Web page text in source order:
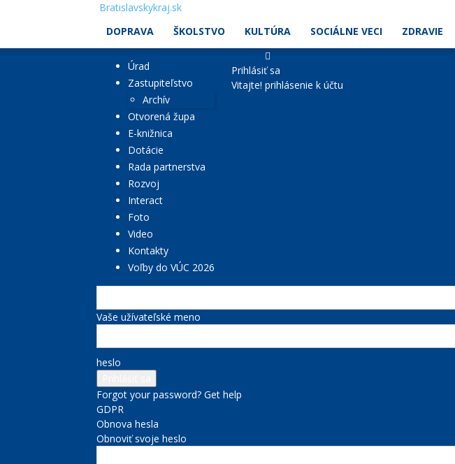
Bratislavskykraj.sk
DOPRAVA
ŠKOLSTVO KULTÚRA SOCIÁLNE VECI ZDRAVIE
Úrad
Zastupiteľstvo
Archív
Otvorená župa
E-knižnica
Dotácie
Rada partnerstva
Rozvoj
Interact
Foto
Video
Kontakty
Voľby do VÚC 2026
Prihlásiť sa
Vitajte! prihlásenie k účtu
Vaše užívateľské meno
heslo
Forgot your password? Get help
GDPR
Obnova hesla
Obnoviť svoje heslo